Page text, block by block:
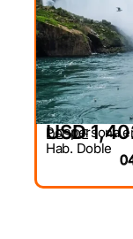
DESDE
USD
Por persona
Hab. Doble